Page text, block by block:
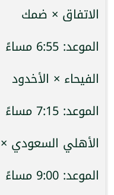
الاتفاق × ضمك
الموعد: 6:55 مساءً
الفيحاء × الأخدود
الموعد: 7:15 مساءً
الأهلي السعودي ×
الموعد: 9:00 مساءً